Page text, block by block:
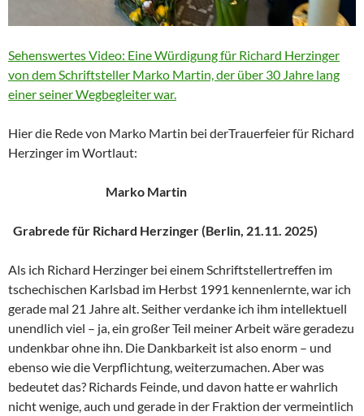
Sehenswertes Video: Eine Würdigung für Richard Herzinger
von dem Schriftsteller Marko Martin, der über 30 Jahre lang
einer seiner Wegbegleiter war.
Hier die Rede von Marko Martin bei derTrauerfeier für Richard
Herzinger im Wortlaut:
Marko Martin
Grabrede für Richard Herzinger (Berlin, 21.11. 2025)
Als ich Richard Herzinger bei einem Schriftstellertreffen im
tschechischen Karlsbad im Herbst 1991 kennenlernte, war ich
gerade mal 21 Jahre alt. Seither verdanke ich ihm intellektuell
unendlich viel – ja, ein großer Teil meiner Arbeit wäre geradezu
undenkbar ohne ihn. Die Dankbarkeit ist also enorm – und
ebenso wie die Verpflichtung, weiterzumachen. Aber was
bedeutet das? Richards Feinde, und davon hatte er wahrlich
nicht wenige, auch und gerade in der Fraktion der vermeintlich